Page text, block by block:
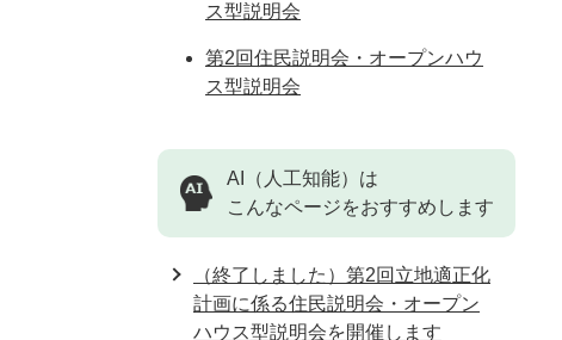
ス型説明会
第2回住民説明会・オープンハウ
ス型説明会
AI（人工知能）は
こんなページをおすすめします
（終了しました）第2回立地適正化
計画に係る住民説明会・オープン
ハウス型説明会を開催します